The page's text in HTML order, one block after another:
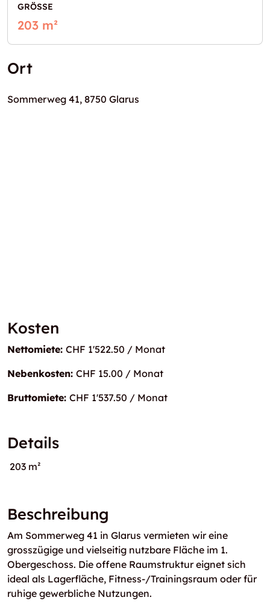
GRÖSSE
203 m²
Ort
Sommerweg 41, 8750 Glarus
Kosten
Nettomiete: CHF 1'522.50 / Monat
Nebenkosten: CHF 15.00 / Monat
Bruttomiete: CHF 1'537.50 / Monat
Details
203 m²
Beschreibung
Am Sommerweg 41 in Glarus vermieten wir eine
grosszügige und vielseitig nutzbare Fläche im 1.
Obergeschoss. Die offene Raumstruktur eignet sich
ideal als Lagerfläche, Fitness-/Trainingsraum oder für
ruhige gewerbliche Nutzungen.